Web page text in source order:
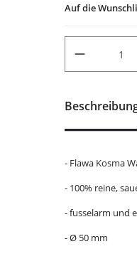
Auf die
- Flawa Kosma
- 100% reine,
- fusselarm und
- Ø 50 mm